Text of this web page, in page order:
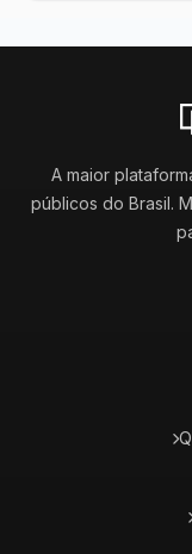
A maior
públicos do Brasil.